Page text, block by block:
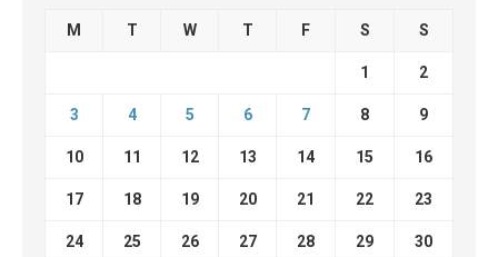
M T W T F S S
1 2
3 4 5 6 7 8 9
10 11 12 13 14 15 16
17 18 19 20 21 22 23
24 25 26 27 28 29 30